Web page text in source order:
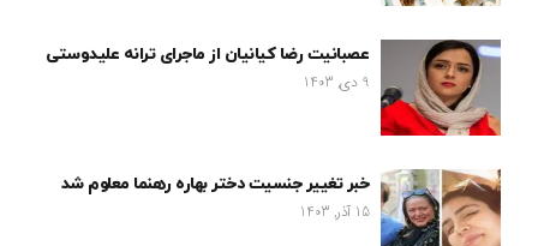
عصبانیت رضا کیانیان از ماجرای ترانه علیدوستی
9 دی, 1403
خبر تغییر جنسیت دختر بهاره رهنما معلوم شد
15 آذر, 1403